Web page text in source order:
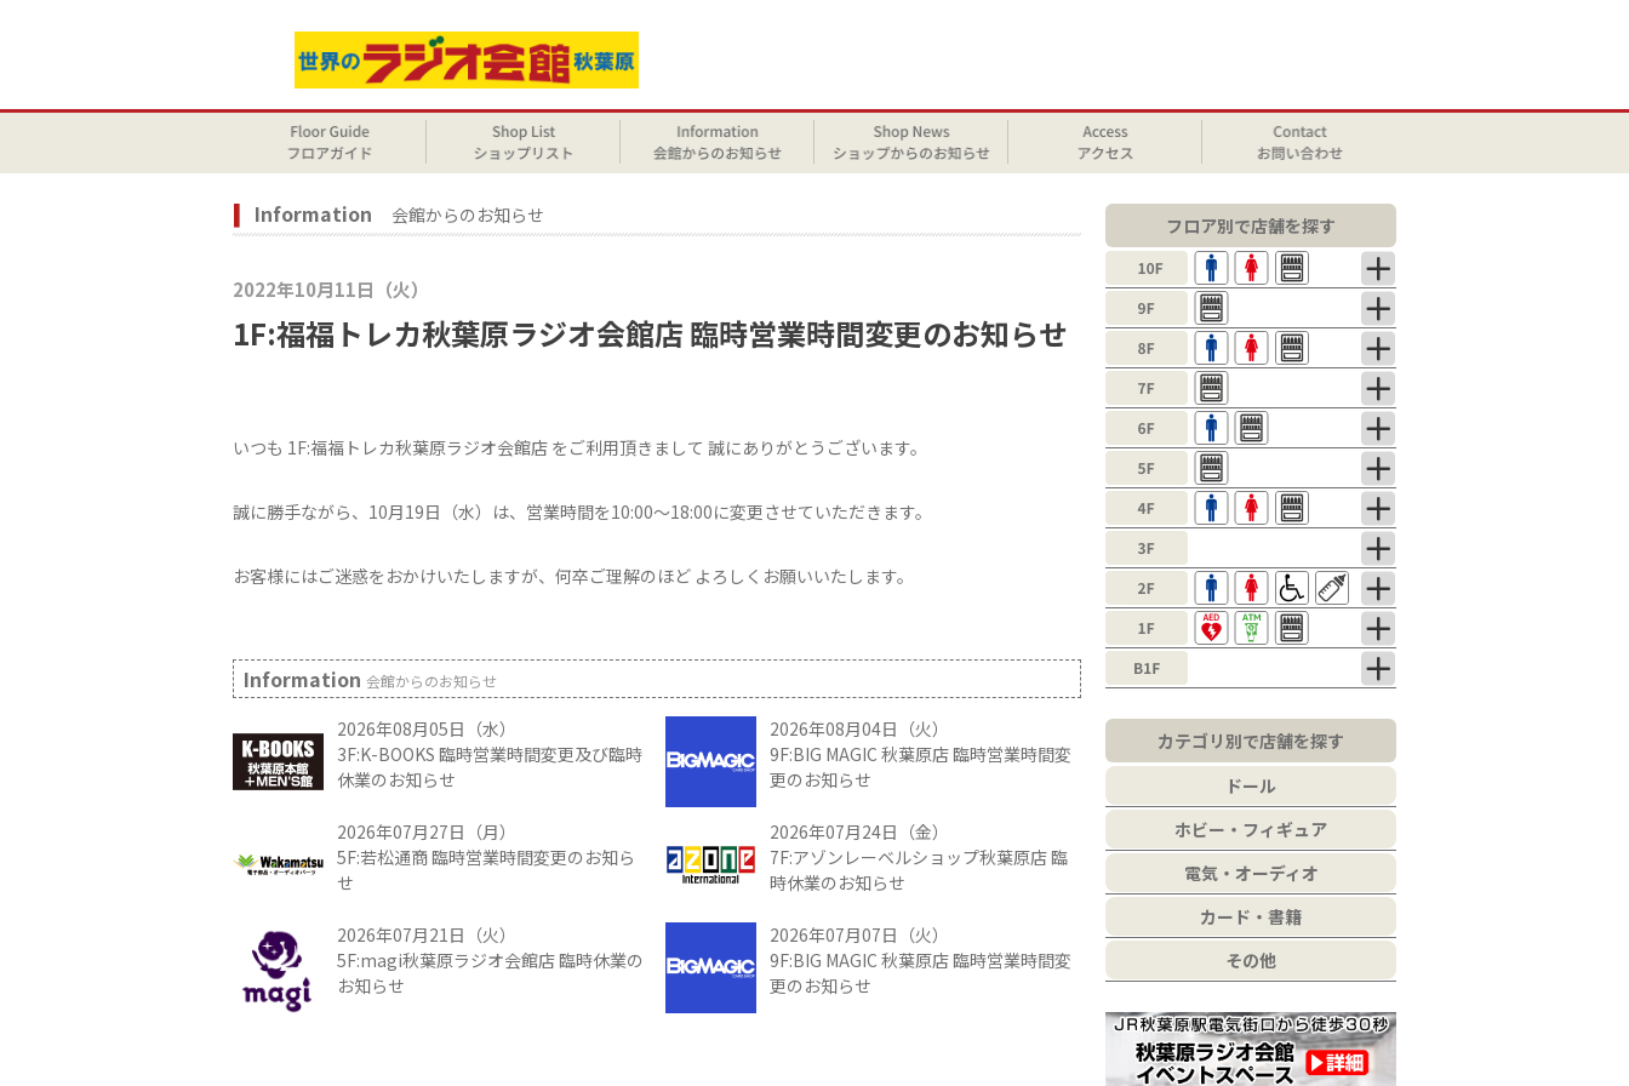
Information 会館からのお知らせ
2022年10月11日（火）
1F:福福トレカ秋葉原ラジオ会館店 臨時営業時間変更のお知らせ
いつも 1F:福福トレカ秋葉原ラジオ会館店 をご利用頂きまして 誠にありがとうございます。
誠に勝手ながら、10月19日（水）は、営業時間を10:00～18:00に変更させていただきます。
お客様にはご迷惑をおかけいたしますが、何卒ご理解のほど よろしくお願いいたします。
Information 会館からのお知らせ
2026年08月05日（水）
3F:K-BOOKS 臨時営業時間変更及び臨時
休業のお知らせ
2026年08月04日（火）
9F:BIG MAGIC 秋葉原店 臨時営業時間変
更のお知らせ
2026年07月27日（月）
5F:若松通商 臨時営業時間変更のお知ら
せ
2026年07月24日（金）
7F:アゾンレーベルショップ秋葉原店 臨
時休業のお知らせ
2026年07月21日（火）
5F:magi秋葉原ラジオ会館店 臨時休業の
お知らせ
2026年07月07日（火）
9F:BIG MAGIC 秋葉原店 臨時営業時間変
更のお知らせ
フロア別で店舗を探す
カテゴリ別で店舗を探す
ドール
ホビー・フィギュア
電気・オーディオ
カード・書籍
その他